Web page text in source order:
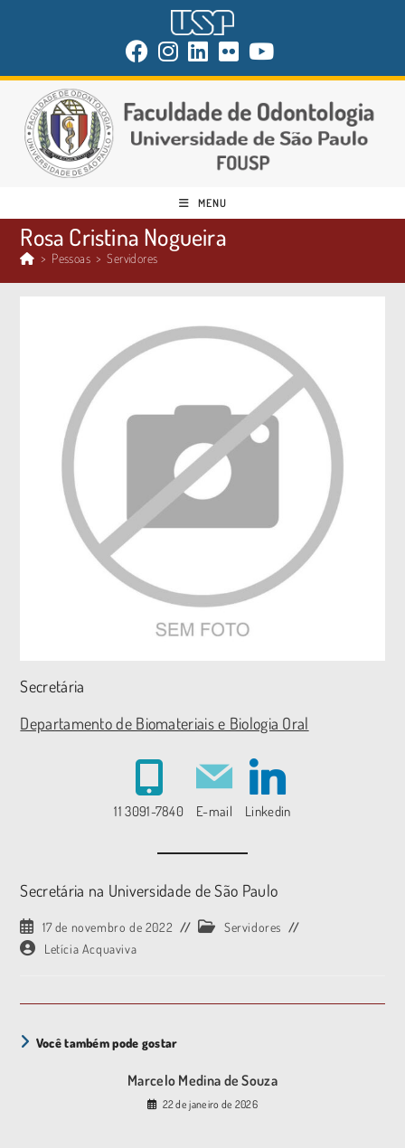
MENU
Rosa Cristina Nogueira
> Pessoas > Servidores
Secretária
Departamento de Biomateriais e Biologia Oral
11 3091-7840 E-mail Linkedin
Secretária na Universidade de São Paulo
17 de novembro de 2022
Servidores
Letícia Acquaviva
Você também pode gostar
Marcelo Medina de Souza
22 de janeiro de 2026